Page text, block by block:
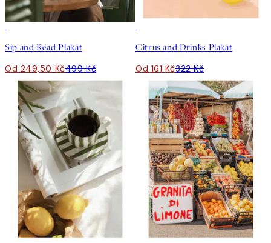
Sip and Read Plakát
Od 249,50 Kč499 Kč
Citrus and Drinks Plakát
Od 161 Kč322 Kč